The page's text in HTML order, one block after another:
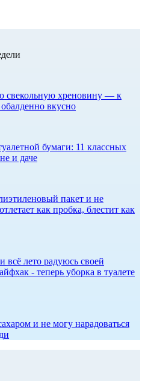
свекольную хреновину — к
вкусно
бумаги: 11 классных
и даче
пакет и не
как пробка, блестит как
всё лето радуюсь своей
- теперь уборка в туалете
и не могу нарадоваться